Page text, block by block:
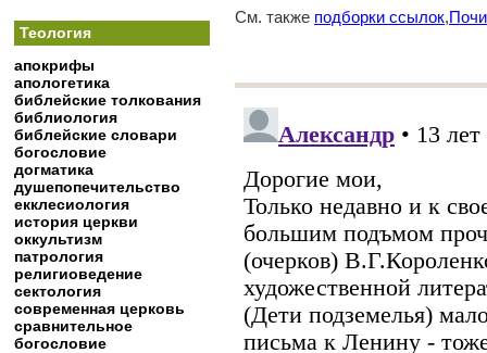
Теология
апокрифы
апологетика
библейские толкования
библиология
библейские словари
богословие
догматика
душепопечительство
екклесиология
история церкви
оккультизм
патрология
религиоведение
сектология
современная церковь
сравнительное
богословие
См. также подборки ссылок,